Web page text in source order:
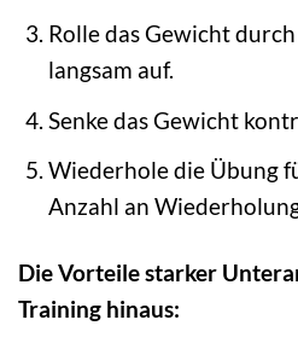
Rolle das Gewicht
langsam auf.
Senke das Gewicht
Wiederhole die Übung
Anzahl an
Die Vorteile starker
Training hinaus: